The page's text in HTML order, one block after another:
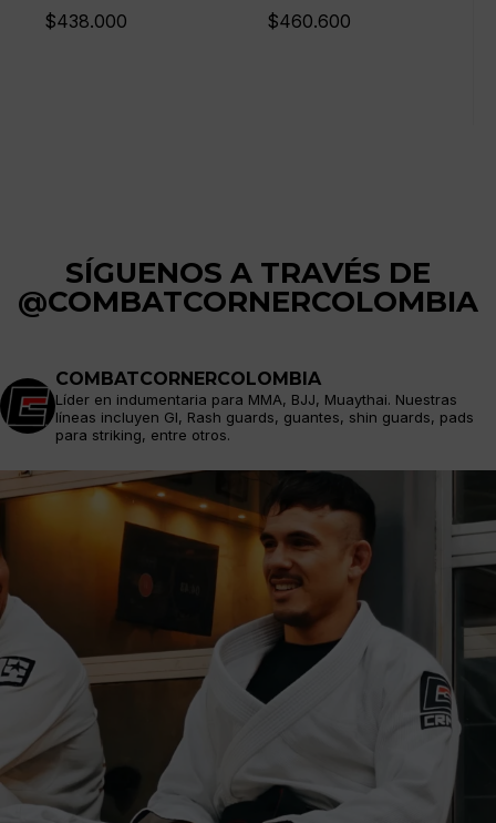
$438.000
$460.600
SÍGUENOS A TRAVÉS DE
@COMBATCORNERCOLOMBIA
COMBATCORNERCOLOMBIA
Líder en indumentaria para MMA, BJJ, Muaythai. Nuestras
líneas incluyen GI, Rash guards, guantes, shin guards, pads
para striking, entre otros.